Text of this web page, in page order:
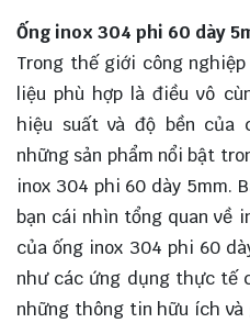
Ống inox 304 phi 60 dày
Trong thế giới công
liệu phù hợp là điều vô
hiệu suất và độ bền của
những sản phẩm nổi bật
inox 304 phi 60 dày 5mm.
bạn cái nhìn tổng quan về
của ống inox 304 phi 60
như các ứng dụng thực tế
những thông tin hữu ích